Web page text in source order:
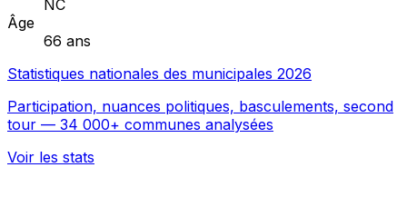
NC
Âge
66 ans
Statistiques nationales des municipales 2026
Participation, nuances politiques, basculements, second
tour — 34 000+ communes analysées
Voir les stats